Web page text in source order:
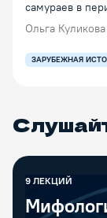
самураев в
Ольга Куликова
ЗАРУБЕЖНАЯ
9 ЛЕКЦИЙ